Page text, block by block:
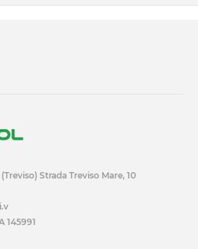
Strada Treviso Mare, 10
145991